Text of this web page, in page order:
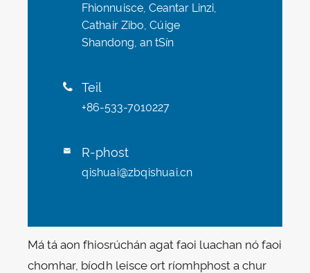
Fhionnuisce, Ceantar Linzi,
Cathair Zibo, Cúige
Shandong, an tSín
 Teil
+86-533-7010227
 R-phost
qishuai@zbqishuai.cn
Má tá aon fhiosrúchán agat faoi luachan nó faoi
chomhar, bíodh leisce ort ríomhphost a chur